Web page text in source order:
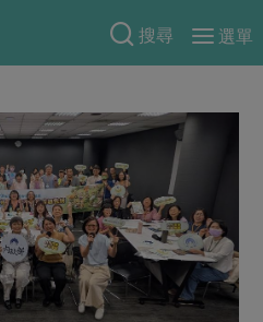
搜尋
選單
當令水果
蕈菇類